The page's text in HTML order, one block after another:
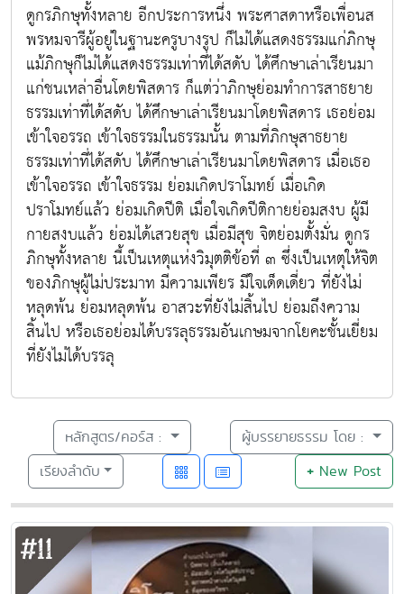
ดูกรภิกษุทั้งหลาย อีกประการหนึ่ง พระศาสดาหรือเพื่อนส
พรหมจารีผู้อยู่ในฐานะครูบางรูป ก็ไม่ได้แสดงธรรมแก่ภิกษุ
แม้ภิกษุก็ไม่ได้แสดงธรรมเท่าที่ได้สดับ ได้ศึกษาเล่าเรียนมา
แก่ชนเหล่าอื่นโดยพิสดาร ก็แต่ว่าภิกษุย่อมทำการสาธยาย
ธรรมเท่าที่ได้สดับ ได้ศึกษาเล่าเรียนมาโดยพิสดาร เธอย่อม
เข้าใจอรรถ เข้าใจธรรมในธรรมนั้น ตามที่ภิกษุสาธยาย
ธรรมเท่าที่ได้สดับ ได้ศึกษาเล่าเรียนมาโดยพิสดาร เมื่อเธอ
เข้าใจอรรถ เข้าใจธรรม ย่อมเกิดปราโมทย์ เมื่อเกิด
ปราโมทย์แล้ว ย่อมเกิดปีติ เมื่อใจเกิดปีติกายย่อมสงบ ผู้มี
กายสงบแล้ว ย่อมได้เสวยสุข เมื่อมีสุข จิตย่อมตั้งมั่น ดูกร
ภิกษุทั้งหลาย นี้เป็นเหตุแห่งวิมุตติข้อที่ ๓ ซึ่งเป็นเหตุให้จิต
ของภิกษุผู้ไม่ประมาท มีความเพียร มีใจเด็ดเดี่ยว ที่ยังไม่
หลุดพ้น ย่อมหลุดพ้น อาสวะที่ยังไม่สิ้นไป ย่อมถึงความ
สิ้นไป หรือเธอย่อมได้บรรลุธรรมอันเกษมจากโยคะชั้นเยี่ยม
ที่ยังไม่ได้บรรลุ
หลักสูตร/คอร์ส :
ผู้บรรยายธรรม โดย :
เรียงลำดับ
+New Post